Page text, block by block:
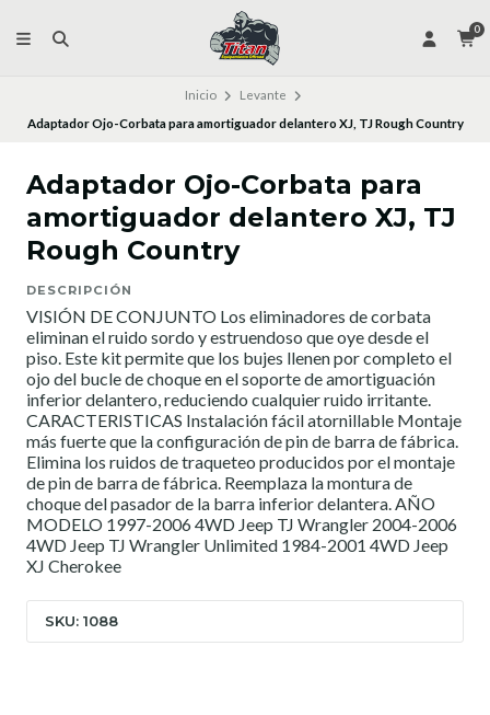
0
Inicio
Levante
Adaptador Ojo-Corbata para amortiguador delantero XJ, TJ Rough Country
Adaptador Ojo-Corbata para
amortiguador delantero XJ, TJ
Rough Country
DESCRIPCIÓN
VISIÓN DE CONJUNTO Los eliminadores de corbata
eliminan el ruido sordo y estruendoso que oye desde el
piso. Este kit permite que los bujes llenen por completo el
ojo del bucle de choque en el soporte de amortiguación
inferior delantero, reduciendo cualquier ruido irritante.
CARACTERISTICAS Instalación fácil atornillable Montaje
más fuerte que la configuración de pin de barra de fábrica.
Elimina los ruidos de traqueteo producidos por el montaje
de pin de barra de fábrica. Reemplaza la montura de
choque del pasador de la barra inferior delantera. AÑO
MODELO 1997-2006 4WD Jeep TJ Wrangler 2004-2006
4WD Jeep TJ Wrangler Unlimited 1984-2001 4WD Jeep
XJ Cherokee
SKU: 1088